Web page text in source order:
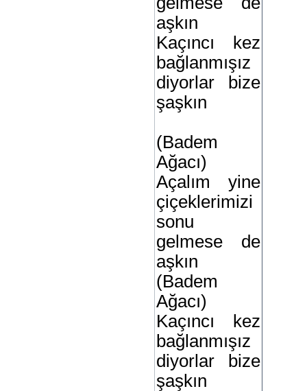
aşkın
Kaçıncı kez
bağlanmışız
diyorlar bize
şaşkın
(Badem
Ağacı)
Açalım yine
çiçeklerimizi
sonu
gelmese de
aşkın
(Badem
Ağacı)
Kaçıncı kez
bağlanmışız
diyorlar bize
şaşkın